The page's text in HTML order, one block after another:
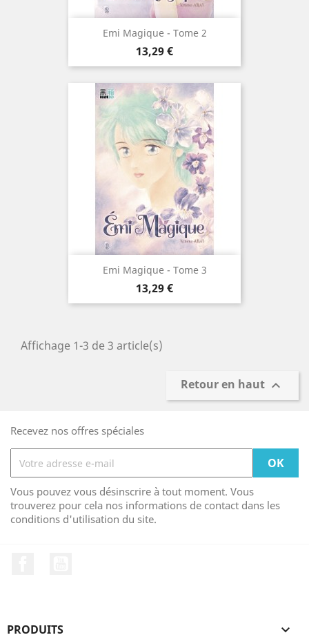
Emi Magique - Tome 2
Prix
13,29 €
Emi Magique - Tome 3
Prix
13,29 €
Affichage 1-3 de 3 article(s)
Retour en haut 
Recevez nos offres spéciales
Vous pouvez vous désinscrire à tout moment. Vous
trouverez pour cela nos informations de contact dans les
conditions d'utilisation du site.
PRODUITS 